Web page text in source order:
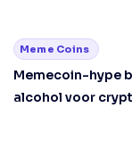
Meme Coins
Memecoin-hype
alcohol voor